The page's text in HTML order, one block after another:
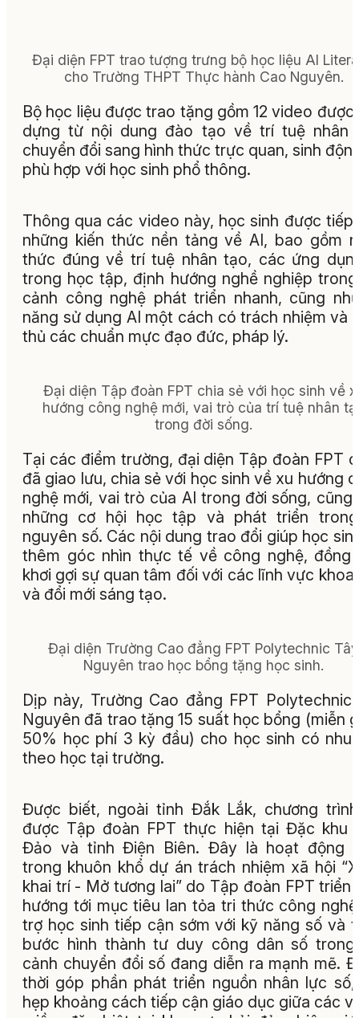
Đại diện FPT trao tượng trưng bộ học liệu AI
cho Trường THPT Thực hành Cao Nguyên.
Bộ học liệu được trao tặng gồm 12 video được
dựng từ nội dung đào tạo về trí tuệ nhân
chuyển đổi sang hình thức trực quan, sinh
phù hợp với học sinh phổ thông.
Thông qua các video này, học sinh được tiếp
những kiến thức nền tảng về AI, bao gồm
thức đúng về trí tuệ nhân tạo, các ứng
trong học tập, định hướng nghề nghiệp
cảnh công nghệ phát triển nhanh, cũng
năng sử dụng AI một cách có trách nhiệm và
thủ các chuẩn mực đạo đức, pháp lý.
Đại diện Tập đoàn FPT chia sẻ với học sinh về
hướng công nghệ mới, vai trò của trí tuệ nhân
trong đời sống.
Tại các điểm trường, đại diện Tập đoàn FPT
đã giao lưu, chia sẻ với học sinh về xu hướng
nghệ mới, vai trò của AI trong đời sống, cũng
những cơ hội học tập và phát triển
nguyên số. Các nội dung trao đổi giúp học
thêm góc nhìn thực tế về công nghệ, đồng
khơi gợi sự quan tâm đối với các lĩnh vực khoa
và đổi mới sáng tạo.
Đại diện Trường Cao đẳng FPT Polytechnic Tây
Nguyên trao học bổng tặng học sinh.
Dịp này, Trường Cao đẳng FPT Polytechnic
Nguyên đã trao tặng 15 suất học bổng (miễn
50% học phí 3 kỳ đầu) cho học sinh có nhu
theo học tại trường.
Được biết, ngoài tỉnh Đắk Lắk, chương
được Tập đoàn FPT thực hiện tại Đặc khu
Đảo và tỉnh Điện Biên. Đây là hoạt động
trong khuôn khổ dự án trách nhiệm xã hội
khai trí - Mở tương lai” do Tập đoàn FPT triển
hướng tới mục tiêu lan tỏa tri thức công
trợ học sinh tiếp cận sớm với kỹ năng số và
bước hình thành tư duy công dân số
cảnh chuyển đổi số đang diễn ra mạnh mẽ.
thời góp phần phát triển nguồn nhân lực
hẹp khoảng cách tiếp cận giáo dục giữa các